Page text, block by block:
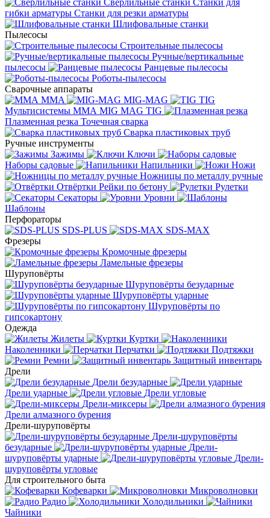
Сверлильные станки Станки для
гибки арматуры Станки для резки арматуры
Шлифовальные станки
Пылесосы
Строительные пылесосы
Ручные/вертикальные
пылесосы
Ранцевые пылесосы
Роботы-пылесосы
Сварочные аппараты
MMA
MIG-MAG
TIG
Мультисистемы ММА MIG MAG TIG
Плазменная резка Точечная сварка
Cварка пластиковых труб
Ручные инструменты
Зажимы
Ключи
Наборы садовые
Напильники
Ножи
Ножницы по металлу ручные
Отвёртки Рейки по бетону
Рулетки
Секаторы
Уровни
Шаблоны
Перфораторы
SDS-PLUS
SDS-MAX
Фрезеры
Кромочные фрезеры
Ламельные фрезеры
Шуруповёрты
Шуруповёрты безударные
Шуруповёрты ударные
Шуруповёрты по
гипсокартону
Одежда
Жилеты
Куртки
Наколенники
Перчатки
Подтяжки
Ремни
Защитный инвентарь
Дрели
Дрели безударные
Дрели ударные
Дрели угловые
Дрели-миксеры
Дрели алмазного бурения
Дрели-шуруповёрты
Дрели-шуруповёрты
безударные
Дрели-
шуруповёрты ударные
Дрели-
шуруповёрты угловые
Для строительного быта
Кофеварки
Микроволновки
Радио
Холодильники
Чайники